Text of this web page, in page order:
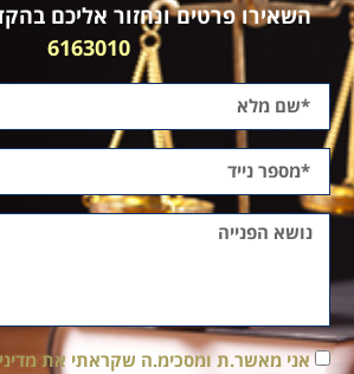
השאירו פרטים ונחזור אליכם
6163010
אני מאשר.ת ומסכימ.ה שקראתי את